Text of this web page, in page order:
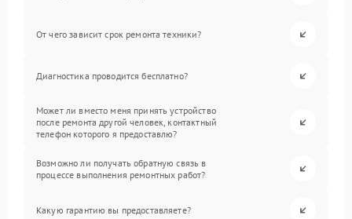
От чего зависит срок ремонта техники?
Диагностика проводится бесплатно?
Может ли вместо меня принять устройство
после ремонта другой человек, контактный
телефон которого я предоставлю?
Возможно ли получать обратную связь в
процессе выполнения ремонтных работ?
Какую гарантию вы предоставляете?